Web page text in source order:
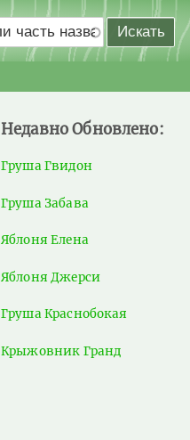
Недавно Обновлено:
Груша Гвидон
Груша Забава
Яблоня Елена
Яблоня Джерси
Груша Краснобокая
Крыжовник Гранд